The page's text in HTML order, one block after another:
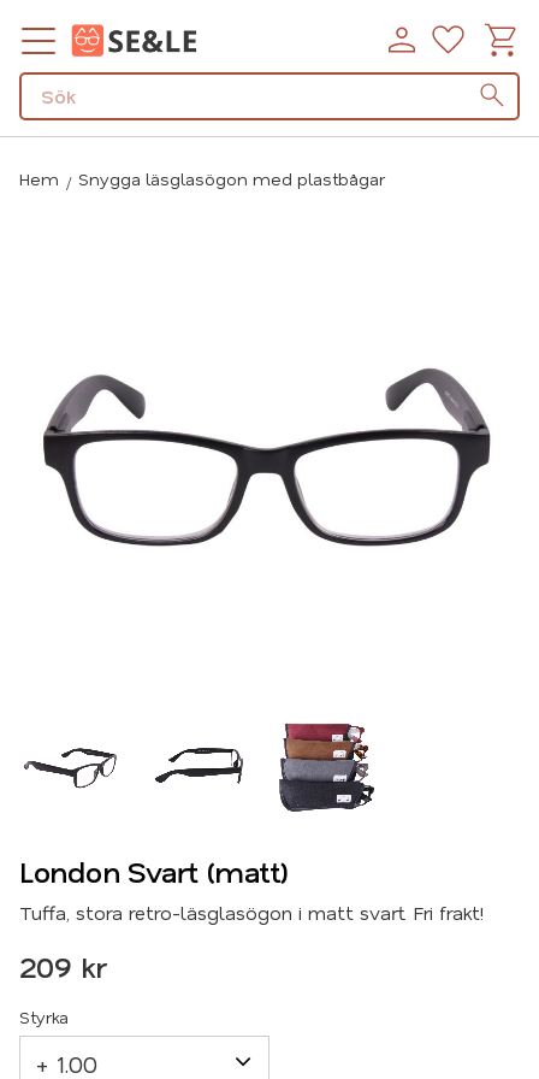
Meny
Hem Snygga läsglasögon med plastbågar
London Svart (matt)
Tuffa, stora retro-läsglasögon i matt svart. Fri frakt!
209 kr
Styrka